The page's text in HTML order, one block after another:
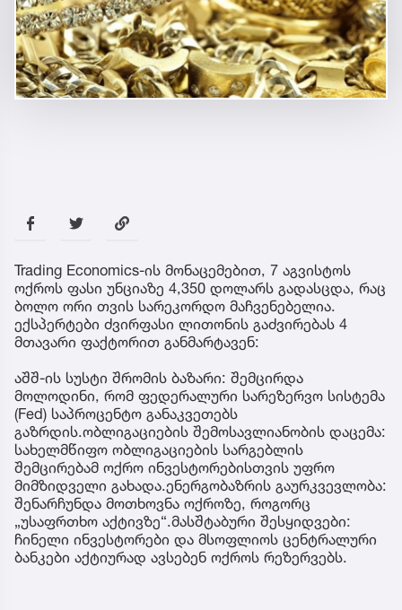
Trading Economics-ის მონაცემებით, 7 აგვისტოს
ოქროს ფასი უნციაზე 4,350 დოლარს გადასცდა, რაც
ბოლო ორი თვის სარეკორდო მაჩვენებელია.
ექსპერტები ძვირფასი ლითონის გაძვირებას 4
მთავარი ფაქტორით განმარტავენ:
აშშ-ის სუსტი შრომის ბაზარი: შემცირდა
მოლოდინი, რომ ფედერალური სარეზერვო სისტემა
(Fed) საპროცენტო განაკვეთებს
გაზრდის.ობლიგაციების შემოსავლიანობის დაცემა:
სახელმწიფო ობლიგაციების სარგებლის
შემცირებამ ოქრო ინვესტორებისთვის უფრო
მიმზიდველი გახადა.ენერგობაზრის გაურკვევლობა:
შენარჩუნდა მოთხოვნა ოქროზე, როგორც
„უსაფრთხო აქტივზე“.მასშტაბური შესყიდვები:
ჩინელი ინვესტორები და მსოფლიოს ცენტრალური
ბანკები აქტიურად ავსებენ ოქროს რეზერვებს.